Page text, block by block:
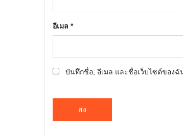
อีเมล *
บันทึกชื่อ, อีเมล และชื่อเว็บไซต์ของฉั